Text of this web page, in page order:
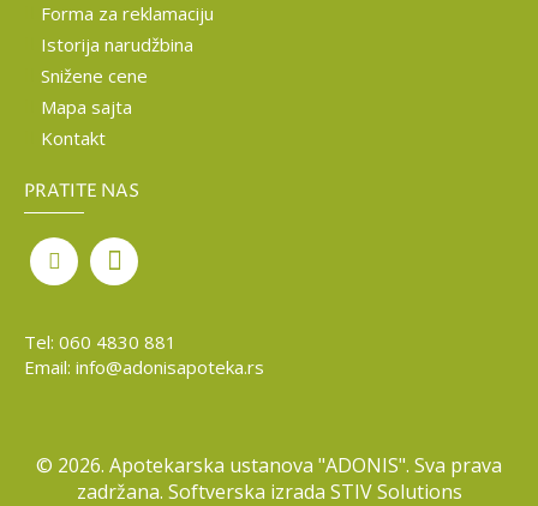
Forma za reklamaciju
Istorija narudžbina
Snižene cene
Mapa sajta
Kontakt
PRATITE NAS
Tel: 060 4830 881
Email: info@adonisapoteka.rs
© 2026. Apotekarska ustanova "ADONIS". Sva prava
zadržana. Softverska izrada STIV Solutions